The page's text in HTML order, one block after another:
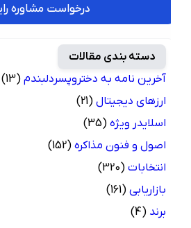
درخواست مشاوره رایگان
دسته بندی مقالات
آخرین نامه به دختروپسردلبندم (13)
ارزهای دیجیتال (21)
اسلایدر ویژه (35)
اصول و فنون مذاکره (152)
انتخابات (320)
بازاریابی (161)
(4)